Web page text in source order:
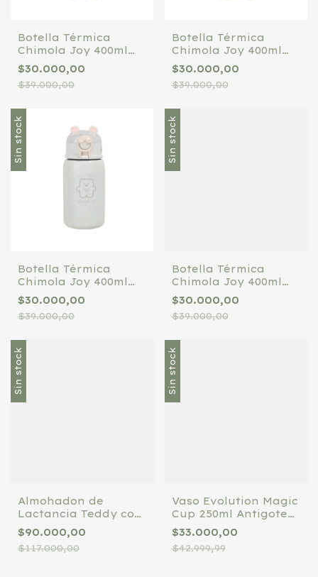
Botella Térmica
Chimola Joy 400ml
Tapa Pico Y Sorbete
Celeste
$30.000,00
$39.000,00
Botella Térmica
Chimola Joy 400ml
Tapa Pico Y Sorbete
Chocolate
$30.000,00
$39.000,00
Sin stock
Botella Térmica
Chimola Joy 400ml
Tapa Pico Y Sorbete
Nude
$30.000,00
$39.000,00
Sin stock
Botella Térmica
Chimola Joy 400ml
Tapa Pico Y Sorbete
Rosa
$30.000,00
$39.000,00
Sin stock
Almohadon de
Lactancia Teddy con
Funda Natural
$90.000,00
$117.000,00
Sin stock
Vaso Evolution Magic
Cup 250ml Antigoteo
360 Aqua frozen
$33.000,00
$42.999,99